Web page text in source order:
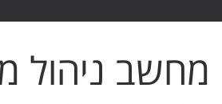
מחשב ניהול